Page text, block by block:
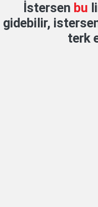
İstersen bu
gidebilir,
terk